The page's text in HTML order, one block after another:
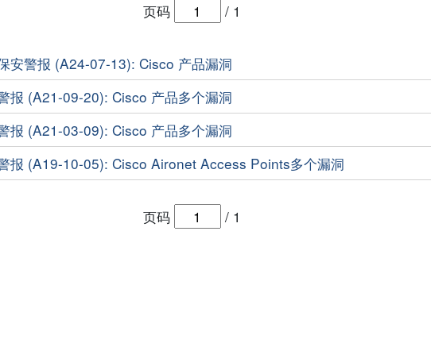
页码 / 1
安警报 (A24-07-13): Cisco 产品漏洞
报 (A21-09-20): Cisco 产品多个漏洞
报 (A21-03-09): Cisco 产品多个漏洞
报 (A19-10-05): Cisco Aironet Access Points多个漏洞
页码 / 1